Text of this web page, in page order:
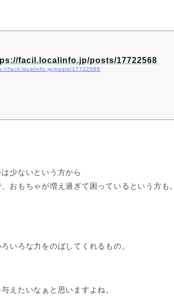
facil.localinfo.jp/posts/17722568
facil.localinfo.jp/posts/17722568
少ないという方から
おもちゃが増え過ぎて困っているという方も。
いろな力をのばしてくれるもの。
えたいなぁと思いますよね。